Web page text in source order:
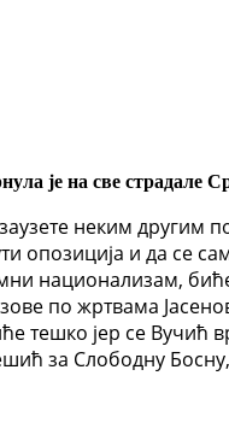
је на све страдале
неким другим
опозиција и да се
национализам,
по жртвама
тешко јер се Вучић
за Слободну